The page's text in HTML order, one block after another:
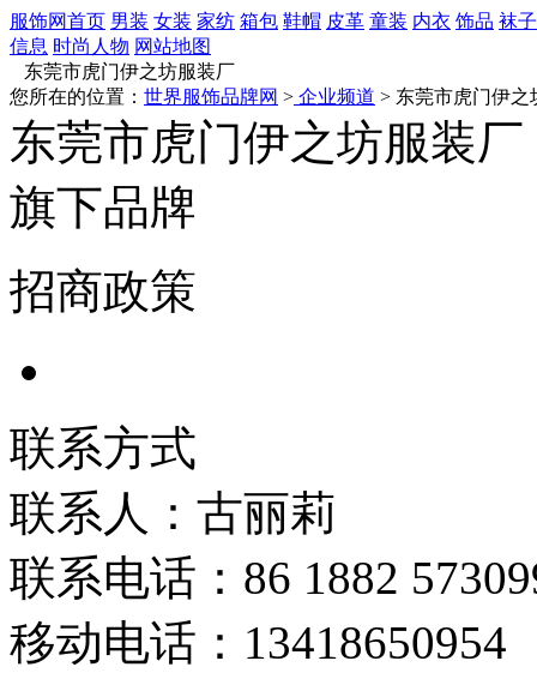
服饰网首页 男装 女装 家纺 箱包 鞋帽 皮革 童装 内衣 饰品 袜子
信息 时尚人物 网站地图
东莞市虎门伊之坊服装厂
您所在的位置： 世界服饰品牌网 > 企业频道 > 东莞市虎门伊之
东莞市虎门伊之坊服装厂
旗下品牌
招商政策
联系方式
联系人：古丽莉
联系电话：86 1882
移动电话：13418650954